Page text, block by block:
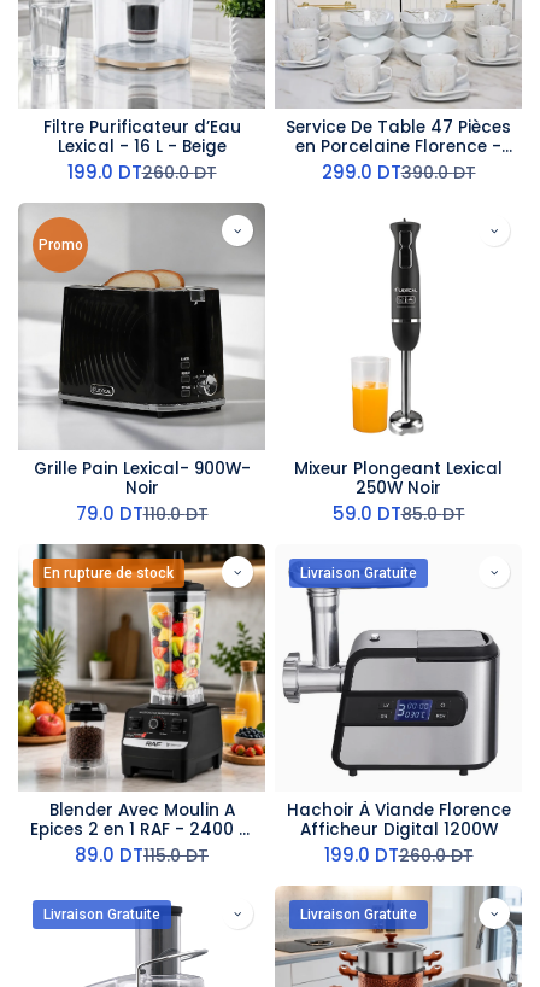
Filtre Purificateur d’Eau
Lexical - 16 L - Beige
199.0 DT260.0DT
Service De Table 47 Pièces
en Porcelaine Florence -
G2240
299.0 DT390.0DT
Promo
Grille Pain Lexical- 900W-
Noir
79.0 DT110.0DT
Mixeur Plongeant Lexical
250W Noir
59.0 DT85.0DT
En rupture de stock
Blender Avec Moulin A
Epices 2 en 1 RAF - 2400 W
- 2,5 L - Noir
89.0 DT115.0DT
Livraison Gratuite
Hachoir À Viande Florence
Afficheur Digital 1200W
199.0 DT260.0DT
Livraison Gratuite Livraison Gratuite